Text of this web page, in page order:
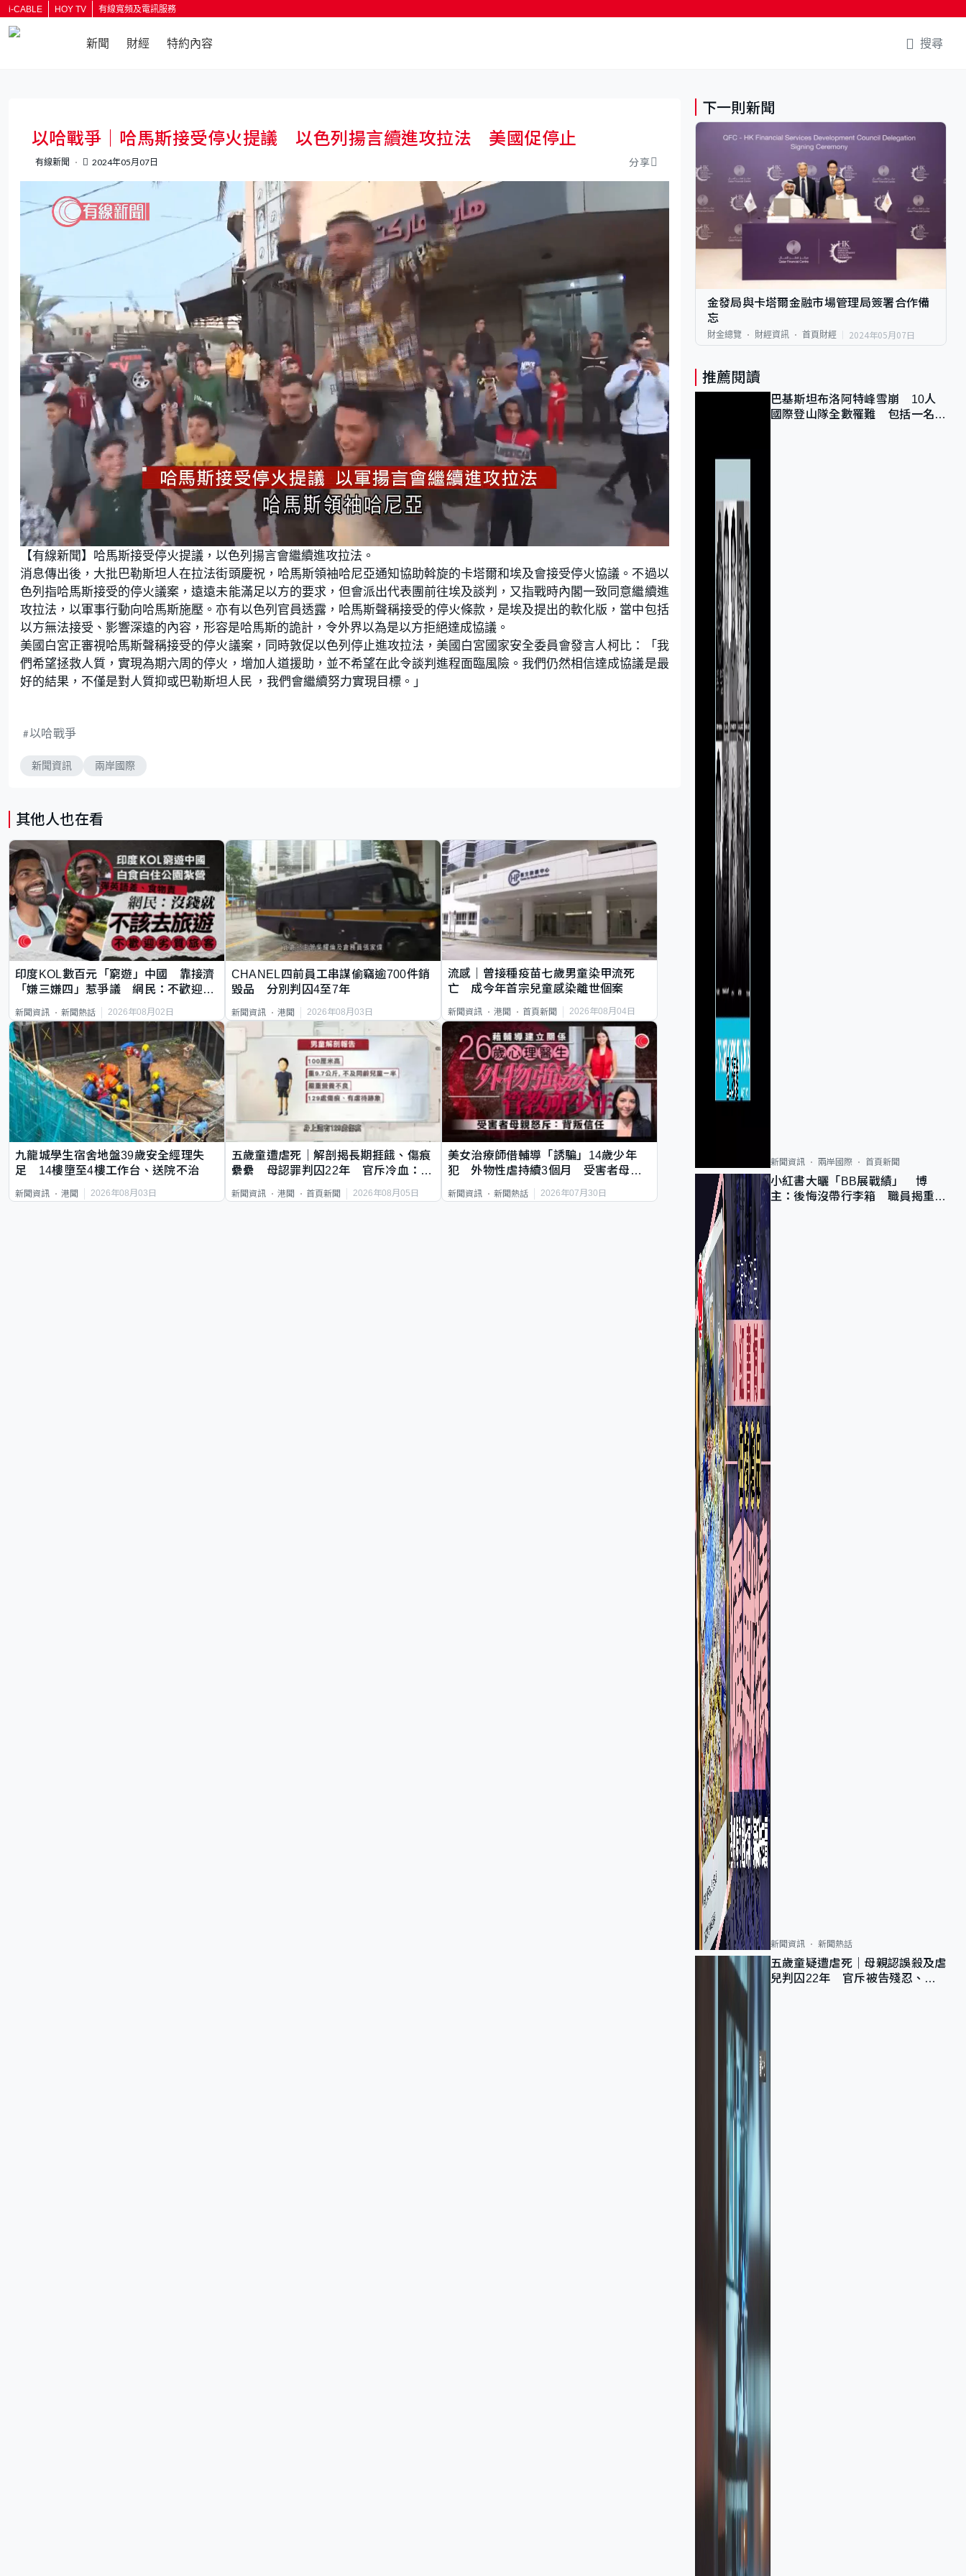
i-CABLE HOY TV 有線寬頻及電訊服務
新聞 財經 特約內容 搜尋
以哈戰爭｜哈馬斯接受停火提議 以色列揚言續進攻拉法 美國促停止
有線新聞 2024年05月07日 分享
U
n
m
u
t
e
L
a
d
e
d
2
8
5
7
%
【有線新聞】哈馬斯接受停火提議，以色列揚言會繼續進攻拉法。
消息傳出後，大批巴勒斯坦人在拉法街頭慶祝，哈馬斯領袖哈尼亞通知協助斡旋的卡塔爾和埃及會接受停火協議。不過以
色列指哈馬斯接受的停火議案，遠遠未能滿足以方的要求，但會派出代表團前往埃及談判，又指戰時內閣一致同意繼續進
攻拉法，以軍事行動向哈馬斯施壓。亦有以色列官員透露，哈馬斯聲稱接受的停火條款，是埃及提出的軟化版，當中包括
以方無法接受、影響深遠的內容，形容是哈馬斯的詭計，令外界以為是以方拒絕達成協議。
美國白宮正審視哈馬斯聲稱接受的停火議案，同時敦促以色列停止進攻拉法，美國白宮國家安全委員會發言人柯比：「我
們希望拯救人質，實現為期六周的停火，增加人道援助，並不希望在此令談判進程面臨風險。我們仍然相信達成協議是最
好的結果，不僅是對人質抑或巴勒斯坦人民 ，我們會繼續努力實現目標。」
以哈戰爭
新聞資訊 兩岸國際
其他人也在看
印度KOL數百元「窮遊」中國 靠接濟
「嫌三嫌四」惹爭議 網民：不歡迎劣
新聞資訊 新聞熱話 2026年08月02日
CHANEL四前員工串謀偷竊逾700件銷
毀品 分別判囚4至7年
新聞資訊 港聞 2026年08月03日
流感｜曾接種疫苗七歲男童染甲流死
亡 成今年首宗兒童感染離世個案
新聞資訊 港聞 首頁新聞 2026年08月04日
九龍城學生宿舍地盤39歲安全經理失
足 14樓墮至4樓工作台、送院不治
新聞資訊 港聞 2026年08月03日
五歲童遭虐死｜解剖揭長期捱餓、傷痕
纍纍 母認罪判囚22年 官斥冷血：同
新聞資訊 港聞 首頁新聞 2026年08月05日
美女治療師借輔導「誘騙」14歲少年
犯 外物性虐持續3個月 受害者母：
新聞資訊 新聞熱話 2026年07月30日
下一則新聞
金發局與卡塔爾金融市場管理局簽署合作備
忘
財金總覽 財經資訊 首頁財經 2024年05月07日
推薦閱讀
巴基斯坦布洛阿特峰雪崩 10人
國際登山隊全數罹難 包括一名中
新聞資訊 兩岸國際 首頁新聞
小紅書大曬「BB展戰績」 博
主：後悔沒帶行李箱 職員揭重複
新聞資訊 新聞熱話
五歲童疑遭虐死｜母親認誤殺及虐
兒判囚22年 官斥被告殘忍、同